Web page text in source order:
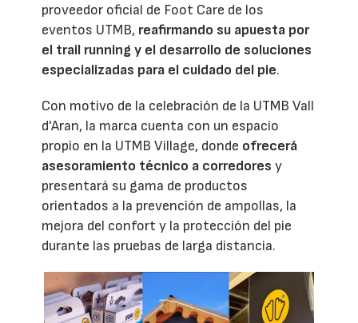
proveedor oficial de Foot Care de los
eventos UTMB, reafirmando su apuesta por
el trail running y el desarrollo de soluciones
especializadas para el cuidado del pie.
Con motivo de la celebración de la UTMB Vall
d'Aran, la marca cuenta con un espacio
propio en la UTMB Village, donde ofrecerá
asesoramiento técnico a corredores y
presentará su gama de productos
orientados a la prevención de ampollas, la
mejora del confort y la protección del pie
durante las pruebas de larga distancia.